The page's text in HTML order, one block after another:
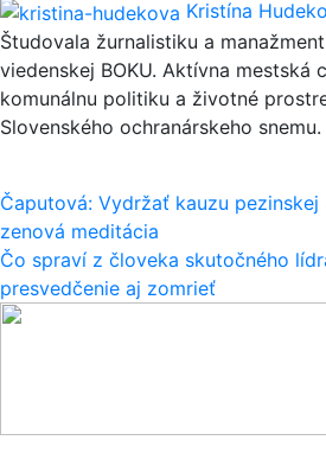
Kristína
Študovala žurnalistiku a
viedenskej BOKU. Aktívna mestská
komunálnu politiku a životné
Slovenského ochranárskeho snemu.
Navigácia
v
článku
Čaputová: Vydržať kauzu
zenová meditácia
Čo spraví z človeka skutočného
presvedčenie aj zomrieť